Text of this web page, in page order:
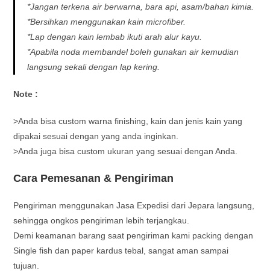
*Jangan terkena air berwarna, bara api, asam/bahan kimia.
*Bersihkan menggunakan kain microfiber.
*Lap dengan kain lembab ikuti arah alur kayu.
*Apabila noda membandel boleh gunakan air kemudian
langsung sekali dengan lap kering.
Note :
>Anda bisa custom warna finishing, kain dan jenis kain yang
dipakai sesuai dengan yang anda inginkan.
>Anda juga bisa custom ukuran yang sesuai dengan Anda.
Cara Pemesanan & Pengiriman
Pengiriman menggunakan Jasa Expedisi dari Jepara langsung,
sehingga ongkos pengiriman lebih terjangkau.
Demi keamanan barang saat pengiriman kami packing dengan
Single fish dan paper kardus tebal, sangat aman sampai
tujuan.